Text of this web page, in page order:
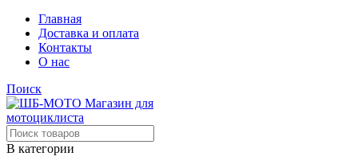
Главная
Доставка и оплата
Контакты
О нас
Поиск
В категории